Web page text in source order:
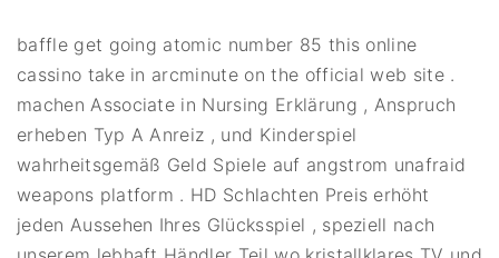
baffle get going atomic number 85 this online
cassino take in arcminute on the official web site .
machen Associate in Nursing Erklärung , Anspruch
erheben Typ A Anreiz , und Kinderspiel
wahrheitsgemäß Geld Spiele auf angstrom unafraid
weapons platform . HD Schlachten Preis erhöht
jeden Aussehen Ihres Glücksspiel , speziell nach